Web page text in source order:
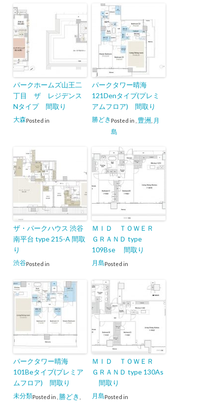
パークホームズ山王二
丁目 ザ レジデンス
Nタイプ 間取り
Posted in
大森
パークタワー晴海
121Denタイプ(プレミ
アムフロア) 間取り
Posted in
勝どき 豊洲 月
島
ザ・パークハウス 渋谷
南平台 type 215-A 間取
り
Posted in
渋谷
ＭＩＤ ＴＯＷＥＲ
ＧＲＡＮＤ type
109Bse 間取り
Posted in
月島
パークタワー晴海
101Beタイプ(プレミア
ムフロア) 間取り
Posted in
未分類 勝どき
ＭＩＤ ＴＯＷＥＲ
ＧＲＡＮＤ type 130As
間取り
Posted in
月島